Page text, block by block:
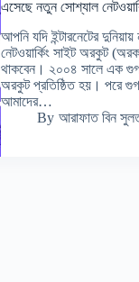
এসেছে নতুন সোশ্যাল
আপনি যদি ইন্টারনেটের
নেটওয়ার্কিং সাইট অরকুট
থাকবেন। ২০০৪ সালে এক
অরকুট প্রতিষ্ঠিত হয়। পরে
আমাদের…
By আরাফাত বিন